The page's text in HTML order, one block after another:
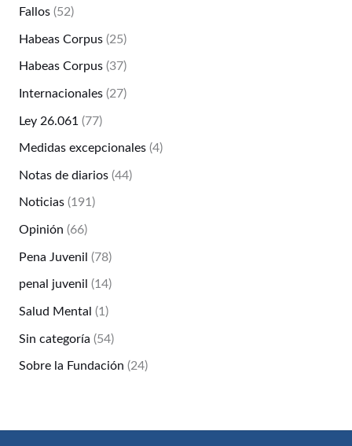
Fallos(52)
Habeas Corpus(25)
Habeas Corpus(37)
Internacionales(27)
Ley 26.061 (77)
Medidas excepcionales(4)
Notas de diarios(44)
Noticias(191)
Opinión (66)
Pena Juvenil (78)
penal juvenil (14)
Salud Mental (1)
Sin categoría (54)
Sobre la Fundación (24)